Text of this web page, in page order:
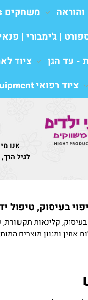
אנו
לגיל
והוראה משחקים Educational materials
| ג'ימבורי |
- עד הגן ציוד
ציוד רפואי Medical equipment
בעיסוק, טיפול
בעיסוק, קלינאות
אמין ומגוון מוצרים